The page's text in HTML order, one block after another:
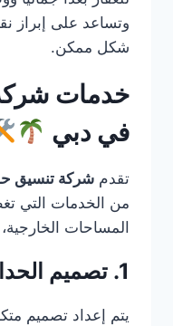
وتساعد على إبراز
شكل ممكن.
خدمات
في دبي
تقدم شركة تنسيق
من الخدمات التي
المساحات
1. تصميم الحدائق
يتم إعداد تصميم